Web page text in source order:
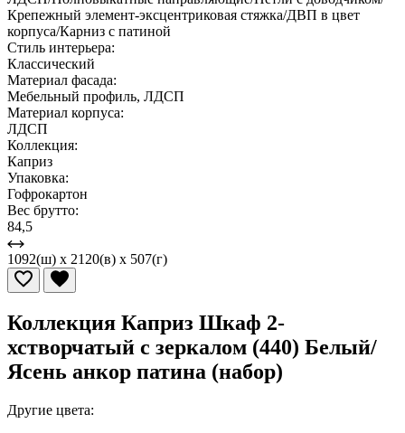
Крепежный элемент-эксцентриковая стяжка/ДВП в цвет
корпуса/Карниз с патиной
Стиль интерьера:
Классический
Материал фасада:
Мебельный профиль, ЛДСП
Материал корпуса:
ЛДСП
Коллекция:
Каприз
Упаковка:
Гофрокартон
Вес брутто:
84,5
1092(ш) x 2120(в) x 507(г)
Коллекция Каприз Шкаф 2-
хстворчатый с зеркалом (440) Белый/
Ясень анкор патина (набор)
Другие цвета: